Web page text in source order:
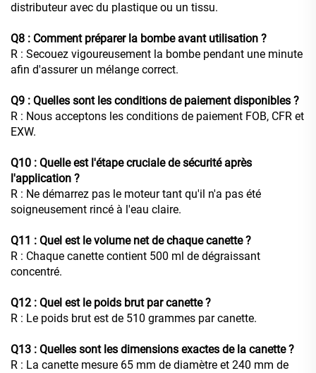
distributeur avec du plastique ou un tissu.
Q8 : Comment préparer la bombe avant utilisation ?
R : Secouez vigoureusement la bombe pendant une minute
afin d'assurer un mélange correct.
Q9 : Quelles sont les conditions de paiement disponibles ?
R : Nous acceptons les conditions de paiement FOB, CFR et
EXW.
Q10 : Quelle est l'étape cruciale de sécurité après
l'application ?
R : Ne démarrez pas le moteur tant qu'il n'a pas été
soigneusement rincé à l'eau claire.
Q11 : Quel est le volume net de chaque canette ?
R : Chaque canette contient 500 ml de dégraissant
concentré.
Q12 : Quel est le poids brut par canette ?
R : Le poids brut est de 510 grammes par canette.
Q13 : Quelles sont les dimensions exactes de la canette ?
R : La canette mesure 65 mm de diamètre et 240 mm de